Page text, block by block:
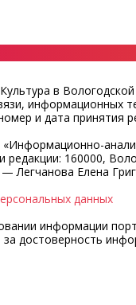
в
информационных
и дата принятия
редакции: 160000,
Легчанова Елена
данных
информации
за достоверность